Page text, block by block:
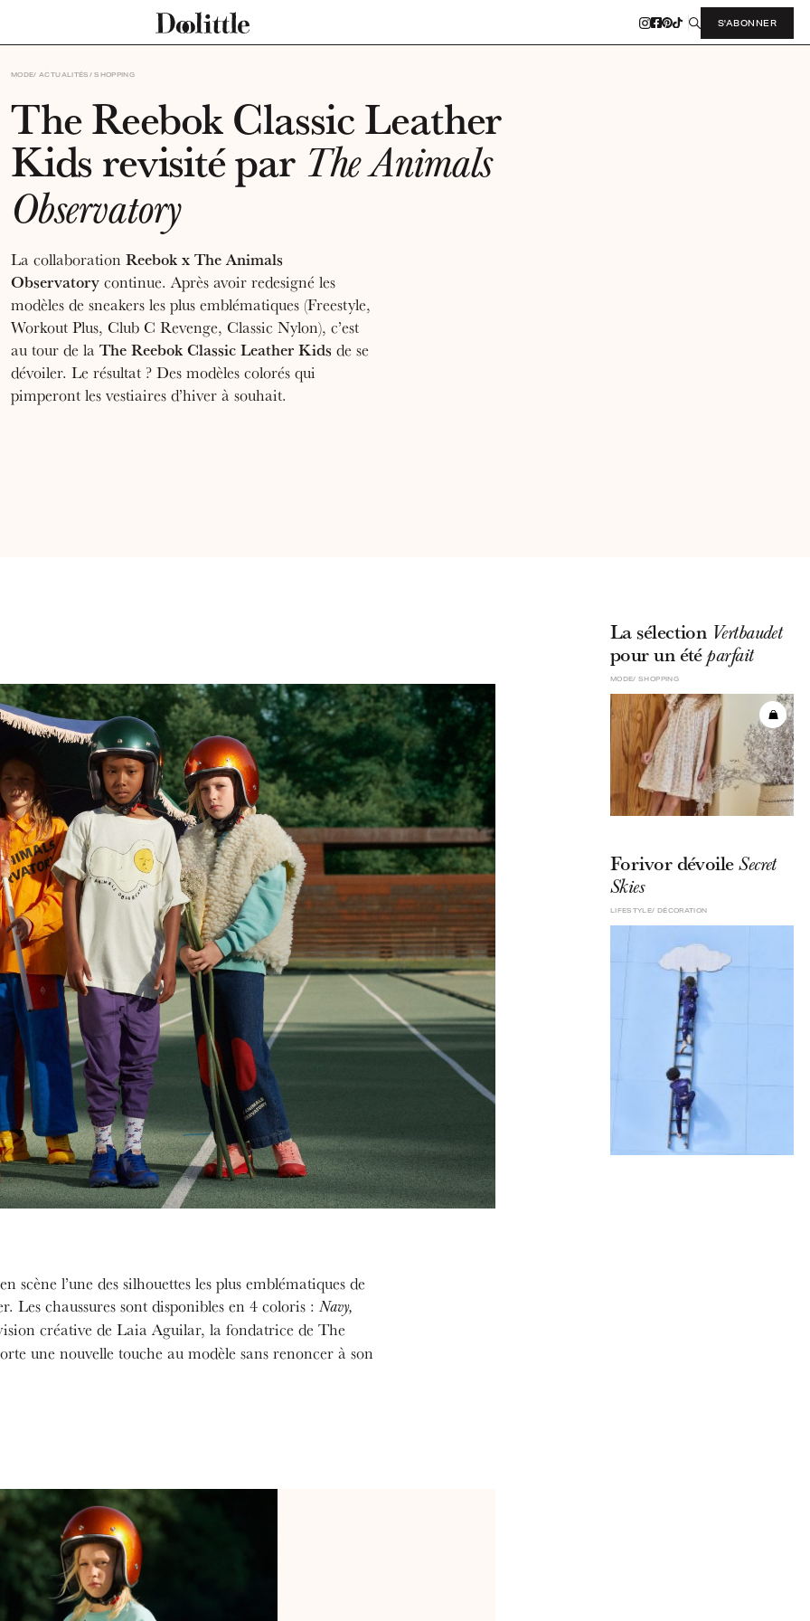
S'ABONNER
ACTUALITÉS
MODE SHOPPING
The Reebok Classic Leather
Kids revisité par The Animals
Observatory
La collaboration Reebok x The Animals
Observatory continue. Après avoir redesigné les
modèles de sneakers les plus emblématiques (Freestyle,
Workout Plus, Club C Revenge, Classic Nylon), c’est
au tour de la The Reebok Classic Leather Kids de se
dévoiler. Le résultat ? Des modèles colorés qui
pimperont les vestiaires d’hiver à souhait.
scène l’une des silhouettes les plus emblématiques de
Les chaussures sont disponibles en 4 coloris : Navy,
créative de Laia Aguilar, la fondatrice de The
une nouvelle touche au modèle sans renoncer à son
La sélection Vertbaudet
pour un étéparfait
MODE SHOPPING
Forivor dévoileSecret
Skies
DÉCORATION
LIFESTYLE